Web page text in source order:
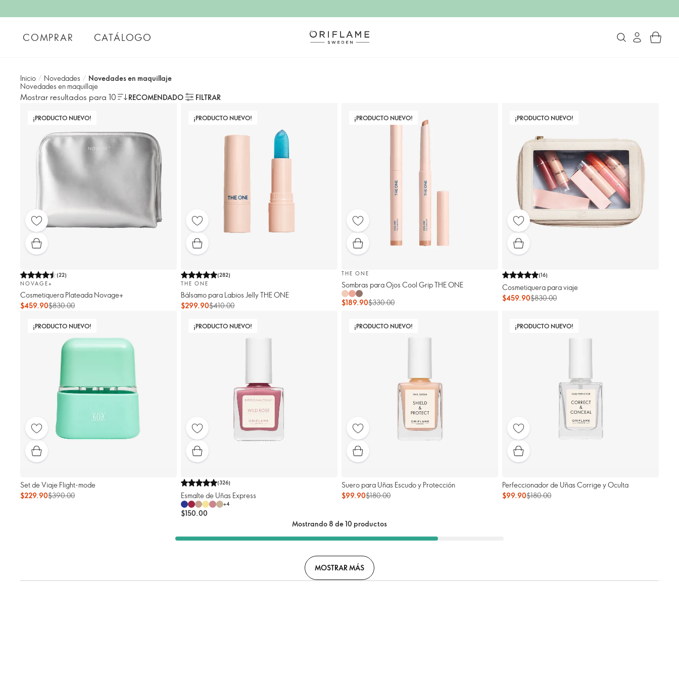
COMPRAR CATÁLOGO
Inicio / Novedades / Novedades en maquillaje
Novedades en maquillaje
Mostrar resultados para 10 RECOMENDADO FILTRAR
¡PRODUCTO NUEVO!
(22)
NOVAGE+
Cosmetiquera Plateada Novage+
$459.90$830.00
¡PRODUCTO NUEVO!
(282)
THE ONE
Bálsamo para Labios Jelly THE ONE
$299.90$410.00
¡PRODUCTO NUEVO!
THE ONE
Sombras para Ojos Cool Grip THE ONE
$189.90$330.00
¡PRODUCTO NUEVO!
(16)
Cosmetiquera para viaje
$459.90$830.00
¡PRODUCTO NUEVO!
Set de Viaje Flight-mode
$229.90$390.00
¡PRODUCTO NUEVO!
(326)
Esmalte de Uñas Express
+4
$150.00
¡PRODUCTO NUEVO!
Suero para Uñas Escudo y Protección
$99.90$180.00
¡PRODUCTO NUEVO!
Perfeccionador de Uñas Corrige y Oculta
$99.90$180.00
Mostrando 8 de 10 productos
MOSTRAR MÁS